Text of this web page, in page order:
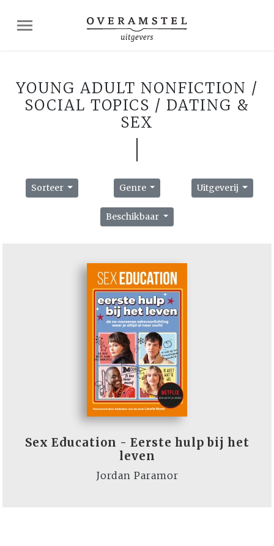
YOUNG ADULT NONFICTION /
SOCIAL TOPICS / DATING &
SEX
Sorteer Genre Uitgeverij
Beschikbaar
Sex Education - Eerste hulp bij het
leven
Jordan Paramor